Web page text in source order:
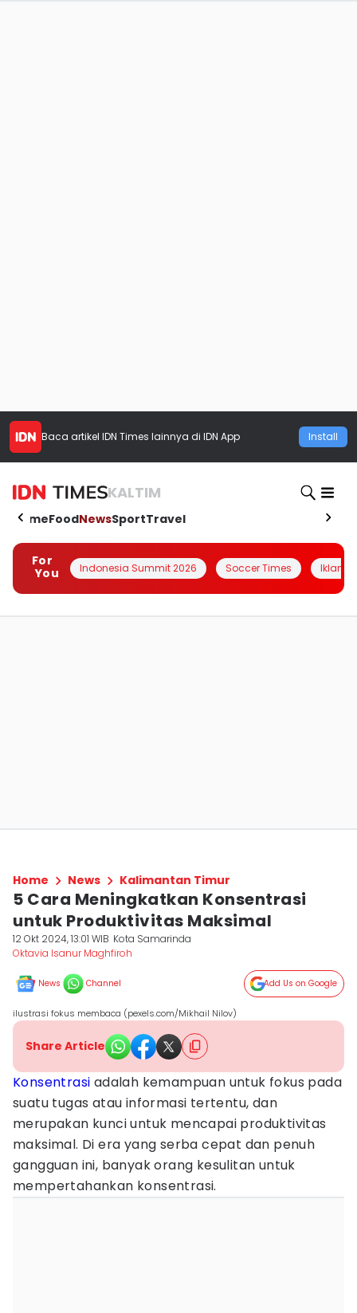
Baca artikel IDN Times lainnya di IDN App Install
KALTIM
HomeFoodNewsSportTravel
For
You
Indonesia Summit 2026 Soccer Times Iklanin
Home News Kalimantan Timur
5 Cara Meningkatkan Konsentrasi
untuk Produktivitas Maksimal
12 Okt 2024, 13:01 WIB Kota Samarinda
Oktavia Isanur Maghfiroh
News Channel Add Us on Google
ilustrasi fokus membaca (pexels.com/Mikhail Nilov)
Share Article
Konsentrasi adalah kemampuan untuk fokus pada
suatu tugas atau informasi tertentu, dan
merupakan kunci untuk mencapai produktivitas
maksimal. Di era yang serba cepat dan penuh
gangguan ini, banyak orang kesulitan untuk
mempertahankan konsentrasi.